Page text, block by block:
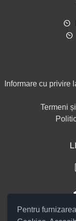
Pentru
Informare cu privire
Termeni